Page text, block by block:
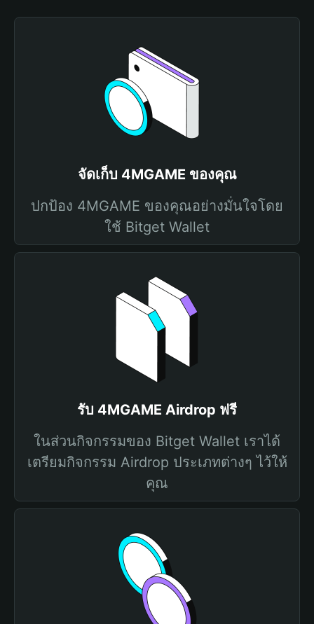
จัดเก็บ 4MGAME ของคุณ
ปกป้อง 4MGAME ของคุณอย่างมั่นใจโดย
ใช้ Bitget Wallet
รับ 4MGAME Airdrop ฟรี
ในส่วนกิจกรรมของ Bitget Wallet เราได้
เตรียมกิจกรรม Airdrop ประเภทต่างๆ ไว้ให้
คุณ